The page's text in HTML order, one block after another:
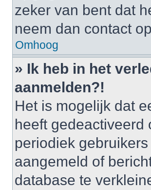
zeker van bent dat
neem dan contact
Omhoog
» Ik heb in het
aanmelden?!
Het is mogelijk dat
heeft gedeactiveerd
periodiek
aangemeld of
database te